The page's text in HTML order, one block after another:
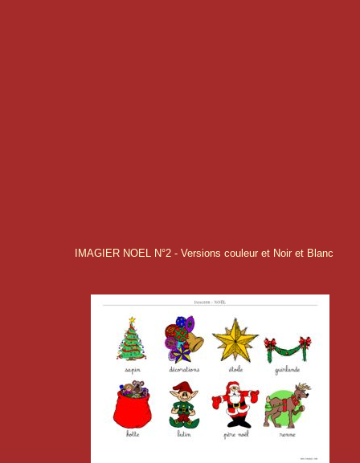
IMAGIER NOEL N°2 - Versions couleur et Noir et Blanc